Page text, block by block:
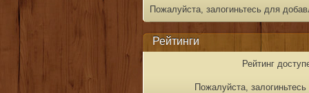
Пожалуйста, залогиньтесь для
Рейтинги
Рейтинг
Пожалуйста,